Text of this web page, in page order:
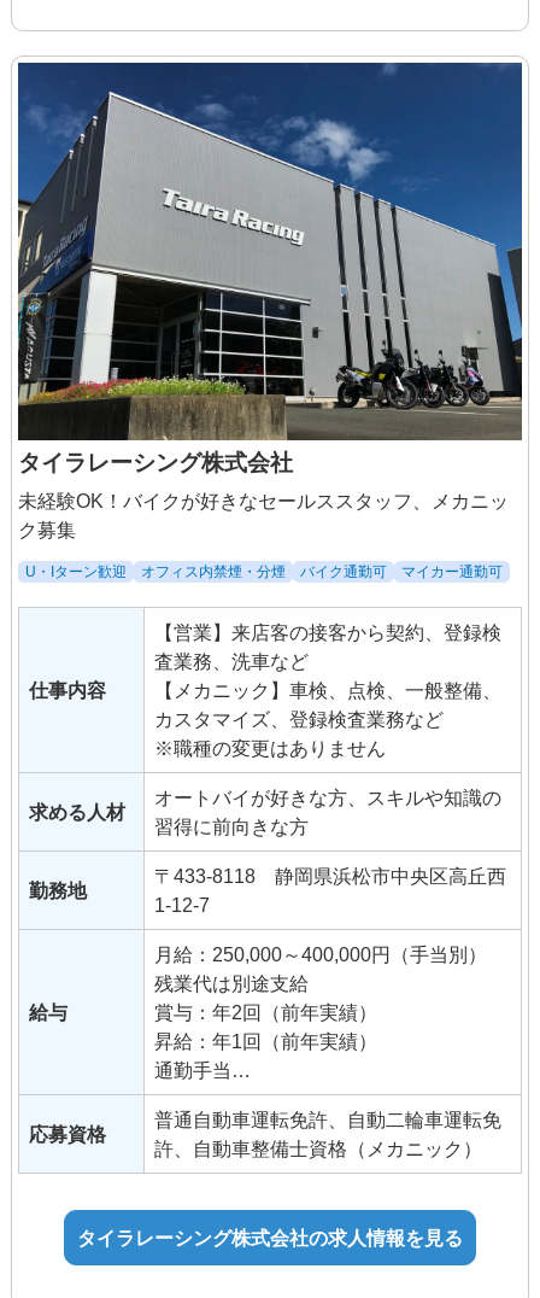
タイラレーシング株式会社
未経験OK！バイクが好きなセールススタッフ、メカニッ
ク募集
U・Iターン歓迎 オフィス内禁煙・分煙 バイク通勤可 マイカー通勤可
仕事内容
【営業】来店客の接客から契約、登録検
査業務、洗車など
【メカニック】車検、点検、一般整備、
カスタマイズ、登録検査業務など
※職種の変更はありません
求める人材
オートバイが好きな方、スキルや知識の
習得に前向きな方
勤務地
〒433-8118 静岡県浜松市中央区高丘西
1-12-7
給与
月給：250,000～400,000円（手当別）
残業代は別途支給
賞与：年2回（前年実績）
昇給：年1回（前年実績）
通勤手当
技能手当・資格手当
給食手当
なし）
応募資格
普通自動車運転免許、自動二輪車運転免
許、自動車整備士資格（メカニック）
タイラレーシング株式会社の求人情報を見る